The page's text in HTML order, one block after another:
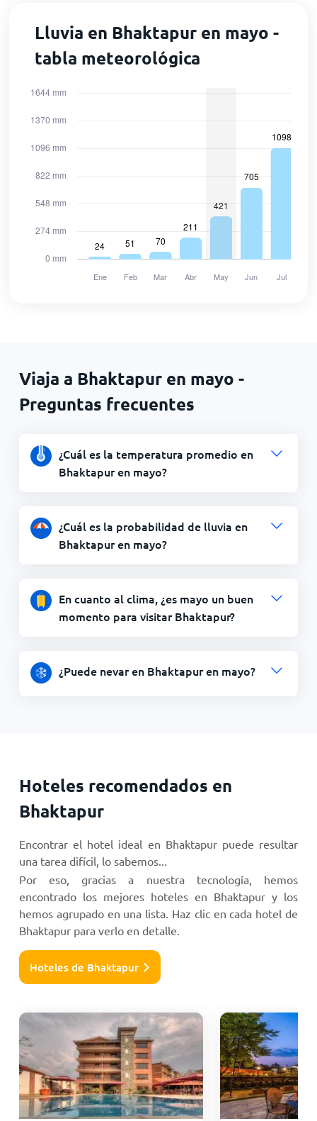
Lluvia en Bhaktapur en mayo -
tabla meteorológica
Viaja a Bhaktapur en mayo -
Preguntas frecuentes
¿Cuál es la temperatura promedio en
Bhaktapur en mayo?
¿Cuál es la probabilidad de lluvia en
Bhaktapur en mayo?
En cuanto al clima, ¿es mayo un buen
momento para visitar Bhaktapur?
¿Puede nevar en Bhaktapur en mayo?
Hoteles recomendados en
Bhaktapur
Encontrar el hotel ideal en Bhaktapur puede resultar
una tarea difícil, lo sabemos...
Por eso, gracias a nuestra tecnología, hemos
encontrado los mejores hoteles en Bhaktapur y los
hemos agrupado en una lista. Haz clic en cada hotel de
Bhaktapur para verlo en detalle.
Hoteles de Bhaktapur